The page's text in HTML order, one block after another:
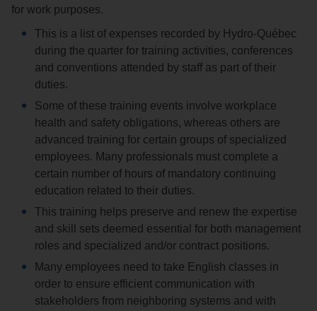
for work purposes.
This is a list of expenses recorded by Hydro-Québec
during the quarter for training activities, conferences
and conventions attended by staff as part of their
duties.
Some of these training events involve workplace
health and safety obligations, whereas others are
advanced training for certain groups of specialized
employees. Many professionals must complete a
certain number of hours of mandatory continuing
education related to their duties.
This training helps preserve and renew the expertise
and skill sets deemed essential for both management
roles and specialized and/or contract positions.
Many employees need to take English classes in
order to ensure efficient communication with
stakeholders from neighboring systems and with